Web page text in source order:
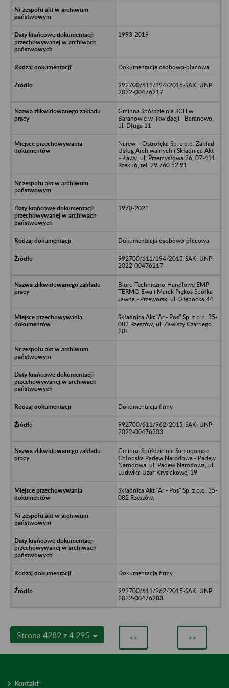
1993-2019
Dokumentacja osobowo-płacowa
992700/611/194/2015-SAK; UNP:
2022-00476217
Gminna Spółdzielnia SCH w
Baranowie w likwidacji - Baranowo,
ul. Długa 11
Narew – Ostrołęka Sp. z o.o. Zakład
Usług Archiwalnych i Składnica Akt
– Ławy, ul. Przemysłowa 26, 07-411
Rzekuń; tel. 29 760 52 91
1970-2021
Dokumentacja osobowo-płacowa
992700/611/194/2015-SAK; UNP:
2022-00476217
Biuro Techniczno-Handlowe EMP
TERMO Ewa i Marek Piękoś Spółka
Jawna - Przeworsk, ul. Głębocka 44
Składnica Akt "Ar - Pos" Sp. z o.o. 35-
082 Rzeszów, ul. Zawiszy Czarnego
20F
Dokumentacja firmy
992700/611/962/2015-SAK; UNP:
2022-00476203
Gminna Spółdzielnia Samopomoc
Chłopska Padew Narodowa - Padew
Narodowa, ul. Padew Narodowa, ul.
Ludwika Uzar-Krysiakowej 19
Składnica Akt "Ar - Pos" Sp. z o.o. 35-
082 Rzeszów,
Dokumentacja firmy
992700/611/962/2015-SAK; UNP:
2022-00476203
Strona 4282 z 4 295 << >>
Kontakt